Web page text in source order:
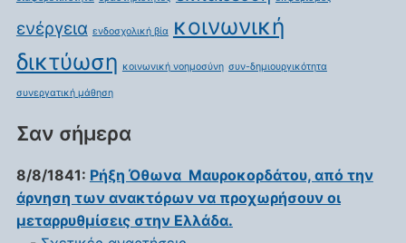
ενέργεια ενδοσχολική βία κοινωνική
δικτύωση κοινωνική νοημοσύνη συν-δημιουργικότητα
συνεργατική μάθηση
Σαν σήμερα
8/8/1841: Ρήξη Όθωνα  Μαυροκορδάτου, από την
άρνηση των ανακτόρων να προχωρήσουν οι
μεταρρυθμίσεις στην Ελλάδα.